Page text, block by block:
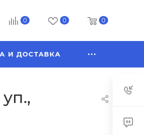
0 0 0
И ДОСТАВКА